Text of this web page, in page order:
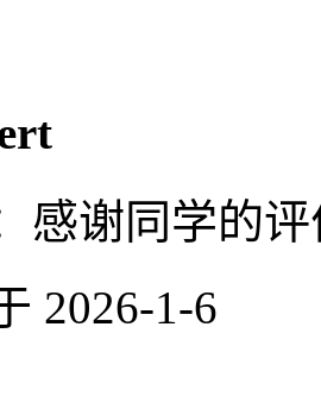
感谢同学的
2026-1-6